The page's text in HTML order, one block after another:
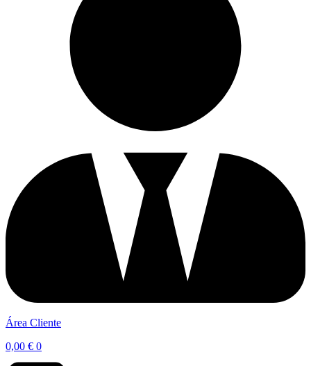
Área Cliente
0,00 € 0